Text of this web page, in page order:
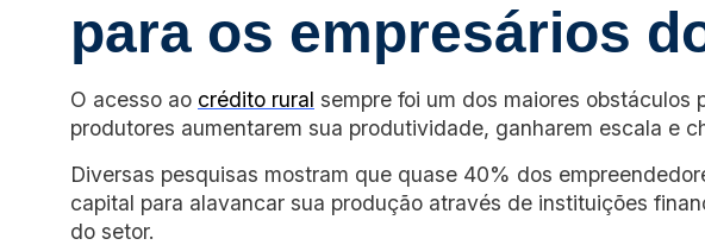
para os empresários
O acesso ao crédito rural sempre foi um dos maiores obstáculos
produtores aumentarem sua produtividade, ganharem escala e
Diversas pesquisas mostram que quase 40% dos
capital para alavancar sua produção através de instituições
do setor.